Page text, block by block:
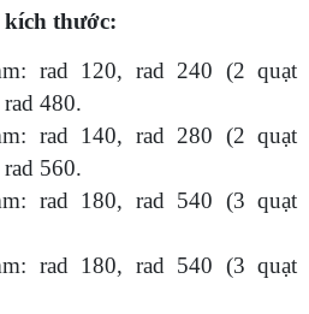
kích thước:
rad 120, rad 240 (2 quạt
480.
rad 140, rad 280 (2 quạt
560.
rad 180, rad 540 (3 quạt
rad 180, rad 540 (3 quạt